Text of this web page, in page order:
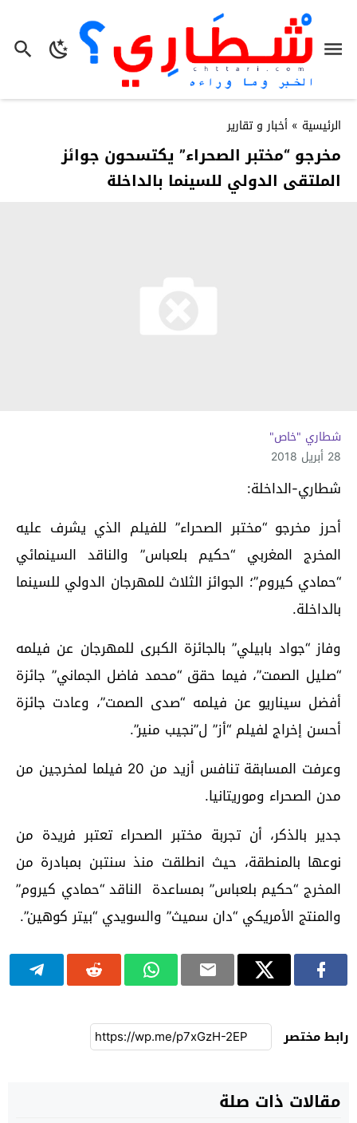
الرئيسية » أخبار و تقارير
مخرجو “مختبر الصحراء” يكتسحون جوائز
الملتقى الدولي للسينما بالداخلة
شطاري "خاص"
28 أبريل 2018
شطاري-الداخلة:
أحرز مخرجو “مختبر الصحراء” للفيلم الذي يشرف عليه
المخرج المغربي “حكيم بلعباس” والناقد السينمائي
“حمادي كيروم”؛ الجوائز الثلاث للمهرجان الدولي للسينما
بالداخلة.
وفاز “جواد بابيلي” بالجائزة الكبرى للمهرجان عن فيلمه
“صليل الصمت”، فيما حقق “محمد فاضل الجماني” جائزة
أفضل سيناريو عن فيلمه “صدى الصمت”، وعادت جائزة
أحسن إخراج لفيلم “أز” ل”نجيب منير”.
وعرفت المسابقة تنافس أزيد من 20 فيلما لمخرجين من
مدن الصحراء وموريتانيا.
جدير بالذكر، أن تجربة مختبر الصحراء تعتبر فريدة من
نوعها بالمنطقة، حيث انطلقت منذ سنتبن بمبادرة من
المخرج “حكيم بلعباس” بمساعدة الناقد “حمادي كيروم”
والمنتج الأمريكي “دان سميث” والسويدي “بيتر كوهين”.
رابط مختصر
مقالات ذات صلة